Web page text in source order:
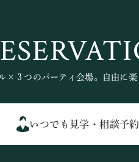
×３つのパーティ会場。自由に楽
いつでも見学・相談予約